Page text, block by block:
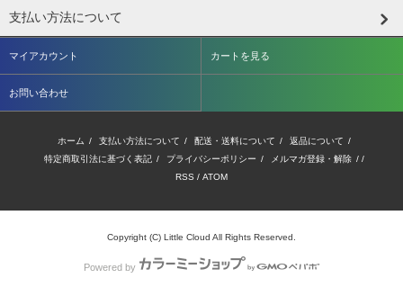
支払い方法について
マイアカウント カートを見る
お問い合わせ
ホーム / 支払い方法について / 配送・送料について / 返品について /
特定商取引法に基づく表記 / プライバシーポリシー / メルマガ登録・解除 / /
RSS / ATOM
Copyright (C) Little Cloud All Rights Reserved.
Powered by